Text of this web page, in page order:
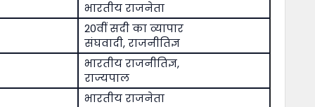
भारतीय राजनेता
20वीं सदी का व्यापार
संघवादी, राजनीतिज्ञ
भारतीय राजनीतिज्ञ,
राज्यपाल
भारतीय राजनेता